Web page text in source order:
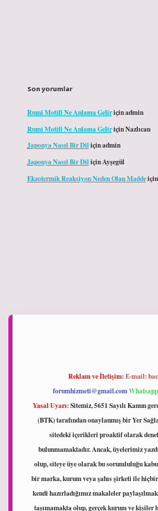
Son yorumlar
Rumi Motifi Ne Anlama Geliriçinadmin
Rumi Motifi Ne Anlama GeliriçinNazlıcan
Japonya Nasıl Bir Diliçinadmin
Japonya Nasıl Bir DiliçinAyşegül
Ekzotermik Reaksiyon Neden Olan Maddeiçin
Reklam ve İletişim:E-mail:
forumhizmeti@gmail.com
Yasal Uyarı:Sitemiz, 5651 Sayılı Kanun
(BTK) tarafından onaylanmış bir Yer
sitedeki içerikleri proaktif olarak
bulunmamaktadır. Ancak, üyelerimiz
olup, siteye üye olarak bu sorumluluğu
bir marka, kurum veya şahıs şirketi ile hiçbir
kendi hazırladığımız makaleler
taşımamakta olup, gerçek kurum ve kişiler